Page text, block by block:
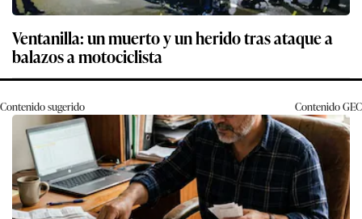
Ventanilla: un muerto y un herido tras ataque a
balazos a motociclista
Contenido sugerido ContenidoGEC